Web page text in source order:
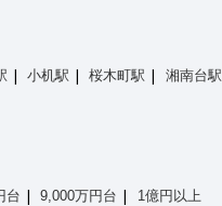
小机駅 桜木町駅 湘南台駅
台 9,000万円台 1億円以上